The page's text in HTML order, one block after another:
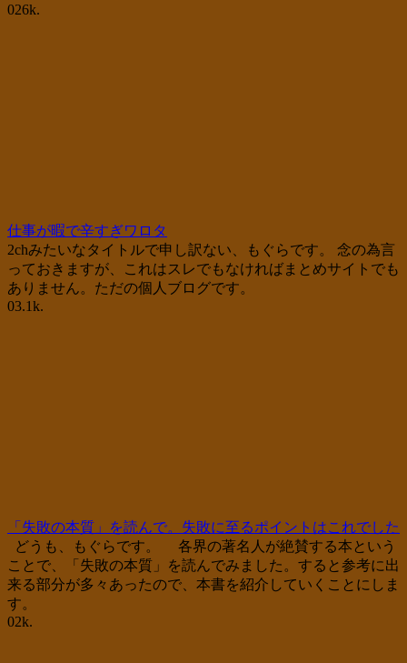
026k.
仕事が暇で辛すぎワロタ
2chみたいなタイトルで申し訳ない、もぐらです。 念の為言
っておきますが、これはスレでもなければまとめサイトでも
ありません。ただの個人ブログです。
03.1k.
「失敗の本質」を読んで。失敗に至るポイントはこれでした
どうも、もぐらです。 各界の著名人が絶賛する本という
ことで、「失敗の本質」を読んでみました。すると参考に出
来る部分が多々あったので、本書を紹介していくことにしま
す。
02k.